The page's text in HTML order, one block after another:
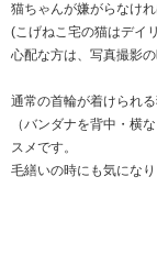
猫ちゃんが嫌がらなけ
(こげねこ宅の猫はデイ
心配な方は、写真撮影
通常の首輪が着けられ
（バンダナを背中・横
スメです。
毛繕いの時にも気になり